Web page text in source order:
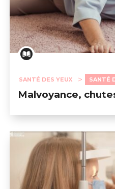
SANTÉ DES YEUX SANTÉ
Malvoyance,